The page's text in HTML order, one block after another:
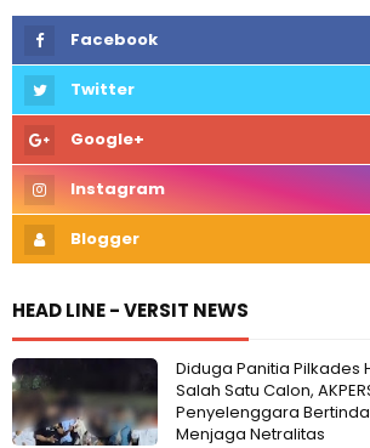
Facebook
Twitter
Google+
Instagram
Blogger
HEAD LINE - VERSIT NEWS
Diduga Panitia Pilkades
Salah Satu Calon,
Penyelenggara
Menjaga Netralitas